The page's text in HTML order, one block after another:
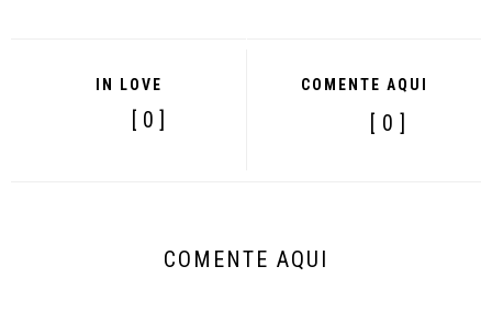
IN LOVE
[ 0 ]
COMENTE AQUI
[ 0 ]
COMENTE AQUI